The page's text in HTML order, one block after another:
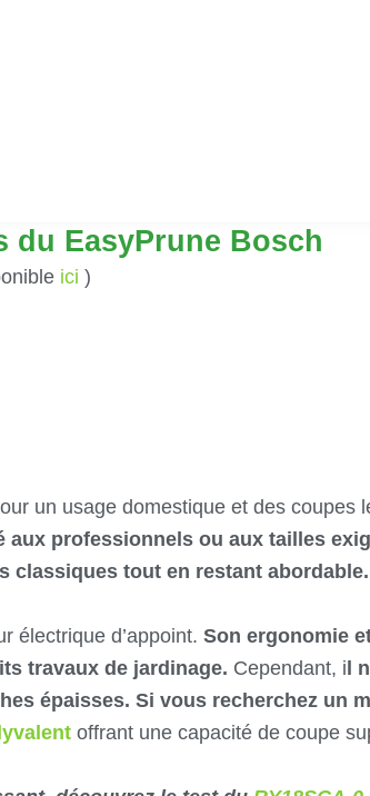
du EasyPrune Bosch
ici )
un usage domestique et des coupes
aux professionnels ou aux tailles
classiques tout en restant abordable.
électrique d’appoint. Son ergonomie
travaux de jardinage. Cependant, i l
épaisses. Si vous recherchez un
offrant une capacité de coupe